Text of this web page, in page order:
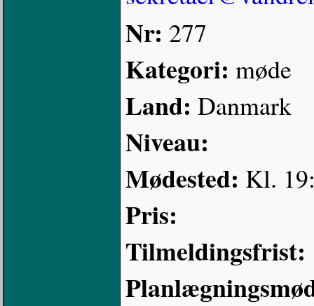
Nr: 277
Kategori: møde
Land: Danmark
Niveau:
Mødested: Kl.
Pris:
Tilmeldingsfrist: